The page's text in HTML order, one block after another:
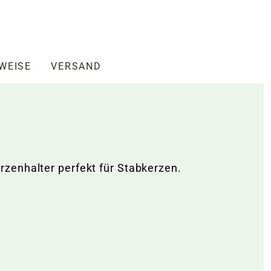
VERSAND
perfekt für Stabkerzen.